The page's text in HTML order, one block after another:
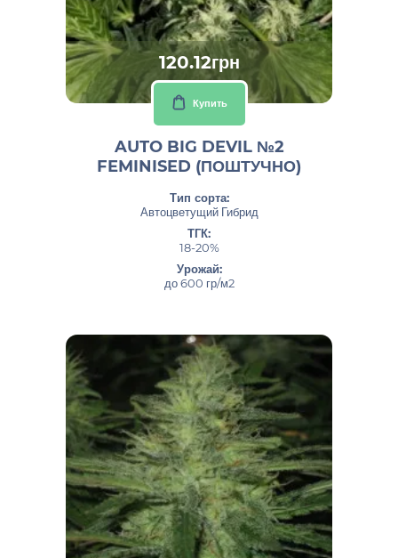
120.12грн
Купить
AUTO BIG DEVIL №2
FEMINISED (ПОШТУЧНО)
Тип сорта:
Автоцветущий Гибрид
ТГК:
18-20%
Урожай:
до 600 гр/м2